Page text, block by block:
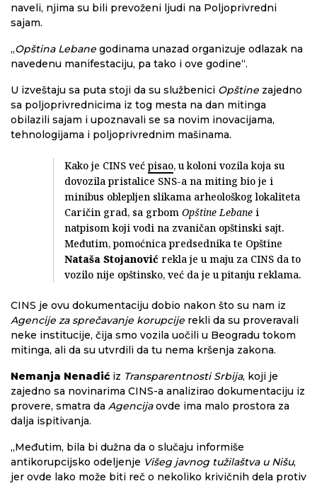
naveli, njima su bili prevoženi ljudi na Poljoprivredni
sajam.
„Opština Lebane godinama unazad organizuje odlazak na
navedenu manifestaciju, pa tako i ove godine“.
U izveštaju sa puta stoji da su službenici Opštine zajedno
sa poljoprivrednicima iz tog mesta na dan mitinga
obilazili sajam i upoznavali se sa novim inovacijama,
tehnologijama i poljoprivrednim mašinama.
Kako je CINS većpisao, u koloni vozila koja su
dovozila pristalice SNS-a na miting bio je i
minibus oblepljen slikama arheološkog lokaliteta
Caričin grad, sa grbom Opštine Lebane i
natpisom koji vodi na zvaničan opštinski sajt.
Međutim, pomoćnica predsednika te Opštine
Nataša Stojanović rekla je u maju za CINS da to
vozilo nije opštinsko, već da je u pitanju reklama.
CINS je ovu dokumentaciju dobio nakon što su nam iz
Agencije za sprečavanje korupcije rekli da su proveravali
neke institucije, čija smo vozila uočili u Beogradu tokom
mitinga, ali da su utvrdili da tu nema kršenja zakona.
Nemanja Nenadić iz Transparentnosti Srbija, koji je
zajedno sa novinarima CINS-a analizirao dokumentaciju iz
provere, smatra da Agencijaovde ima malo prostora za
dalja ispitivanja.
„Međutim, bila bi dužna da o slučaju informiše
antikorupcijsko odeljenje Višeg javnog tužilaštva u Nišu,
jer ovde lako može biti reč o nekoliko krivičnih dela protiv